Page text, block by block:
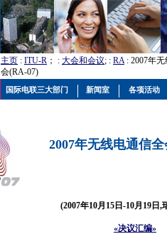
主页 : ITU-R ； : 大会和会议; : RA: 2007年
会(RA-07)
2007年无线电通信
(2007年10月15日-10月19日,
«决议汇编»
国际电联三大部门 新闻室 各项活动